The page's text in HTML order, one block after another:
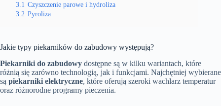
3.1 Czyszczenie parowe i hydroliza
3.2 Pyroliza
Jakie typy piekarników do zabudowy występują?
Piekarniki do zabudowy dostępne są w kilku wariantach, które
różnią się zarówno technologią, jak i funkcjami. Najchętniej wybierane
są piekarniki elektryczne, które oferują szeroki wachlarz temperatur
oraz różnorodne programy pieczenia.